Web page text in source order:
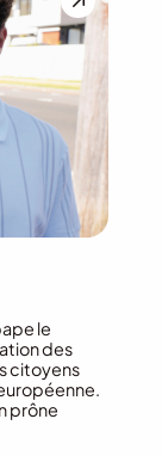
le
des
citoyens
prône